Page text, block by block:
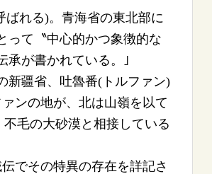
ばれる)。青海省の東北部に
って〝中心的かつ象徴的な
承が書かれている。｣
新疆省、吐魯番(トルファン)
ンの地が、北は山嶺を以て
毛の大砂漠と相接している
でその特異の存在を詳記さ